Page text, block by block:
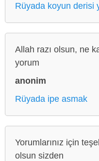
Rüyada koyun derisi
Allah razı olsun, ne
yorum
anonim
Rüyada ipe asmak
Yorumlarınız için
olsun sizden